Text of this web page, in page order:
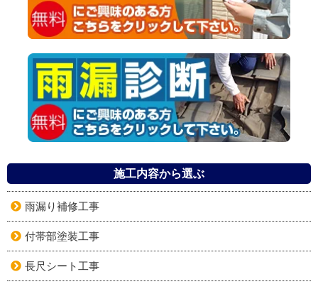
施工内容から選ぶ
雨漏り補修工事
付帯部塗装工事
長尺シート工事